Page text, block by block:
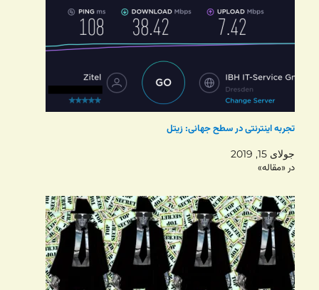
تجربه اینترنتی در سطح جهانی: زیتل
جولای 15, 2019
در «مقاله»